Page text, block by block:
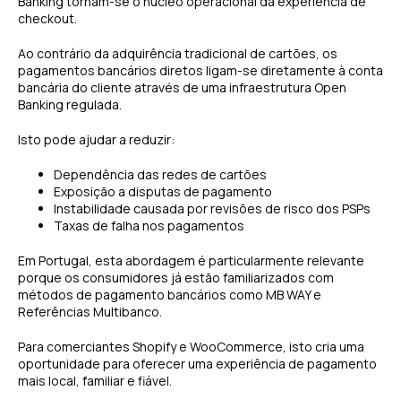
checkout.
Ao contrário da adquirência tradicional de cartões, os
pagamentos bancários diretos ligam-se diretamente à conta
bancária do cliente através de uma infraestrutura Open
Banking regulada.
Isto pode ajudar a reduzir:
Dependência das redes de cartões
Exposição a disputas de pagamento
Instabilidade causada por revisões de risco dos PSPs
Taxas de falha nos pagamentos
Em Portugal, esta abordagem é particularmente relevante
porque os consumidores já estão familiarizados com
métodos de pagamento bancários como MB WAY e
Referências Multibanco.
Para comerciantes Shopify e WooCommerce, isto cria uma
oportunidade para oferecer uma experiência de pagamento
mais local, familiar e fiável.